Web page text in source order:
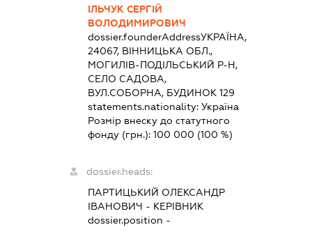
ІЛЬЧУК СЕРГІЙ
ВОЛОДИМИРОВИЧ
dossier.founderAddressУКРАЇНА,
24067, ВІННИЦЬКА ОБЛ.,
МОГИЛІВ-ПОДІЛЬСЬКИЙ Р-Н,
СЕЛО САДОВА,
ВУЛ.СОБОРНА, БУДИНОК 129
statements.nationality: Україна
Розмір внеску до статутного
фонду (грн.): 100 000 (100 %)
dossier.heads:
ПАРТИЦЬКИЙ ОЛЕКСАНДР
ІВАНОВИЧ - КЕРІВНИК
dossier.position -